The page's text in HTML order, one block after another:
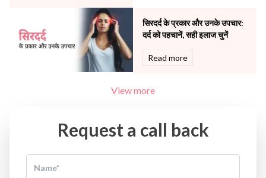
सिरदर्द के प्रकार और उनके उपचार:
दर्द को पहचानें, सही इलाज चुनें
Read more
View more
Request a call back